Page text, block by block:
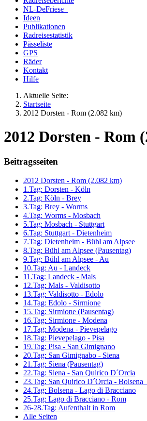
NL-DeFriese+
Ideen
Publikationen
Radreisestatistik
Pässeliste
GPS
Räder
Kontakt
Hilfe
Aktuelle Seite:
Startseite
2012 Dorsten - Rom (2.082 km)
2012 Dorsten - Rom
Beitragsseiten
2012 Dorsten - Rom (2.082 km)
1.Tag: Dorsten - Köln
2.Tag: Köln - Brey
3.Tag: Brey - Worms
4.Tag: Worms - Mosbach
5.Tag: Mosbach - Stuttgart
6.Tag: Stuttgart - Dietenheim
7.Tag: Dietenheim - Bühl am Alpsee
8.Tag: Bühl am Alpsee (Pausentag)
9.Tag: Bühl am Alpsee - Au
10.Tag: Au - Landeck
11.Tag: Landeck - Mals
12.Tag: Mals - Valdisotto
13.Tag: Valdisotto - Edolo
14.Tag: Edolo - Sirmione
15.Tag: Sirmione (Pausentag)
16.Tag: Sirmione - Modena
17.Tag: Modena - Pievepelago
18.Tag: Pievepelago - Pisa
19.Tag: Pisa - San Gimignano
20.Tag: San Gimignabo - Siena
21.Tag: Siena (Pausentag)
22.Tag: Siena - San Quirico D´Orcia
23.Tag: San Quirico D´Orcia -
24.Tag: Bolsena - Lago di Bracciano
25.Tag: Lago di Bracciano - Rom
26-28.Tag: Aufenthalt in Rom
Alle Seiten